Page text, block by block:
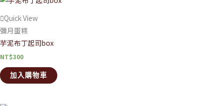
Quick View
彌月蛋糕
芋泥布丁起司box
NT$300
加入購物車